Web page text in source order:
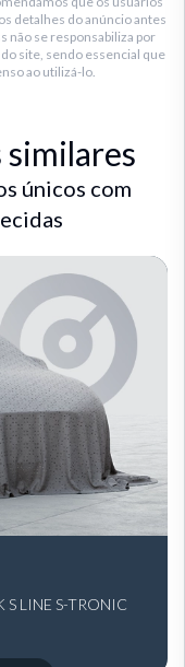
detalhes do anúncio antes
não se responsabiliza por
site, sendo essencial que
ao utilizá-lo.
únicos com
S LINE S-TRONIC